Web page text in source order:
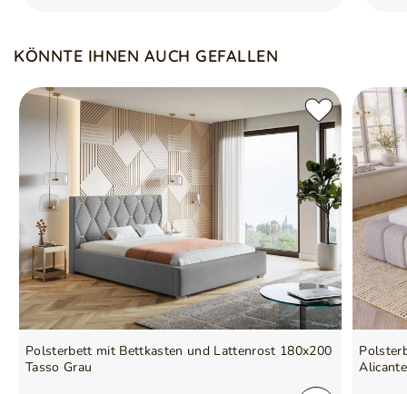
KÖNNTE IHNEN AUCH GEFALLEN
Polsterbett mit Bettkasten und Lattenrost 180x200
Tasso Grau